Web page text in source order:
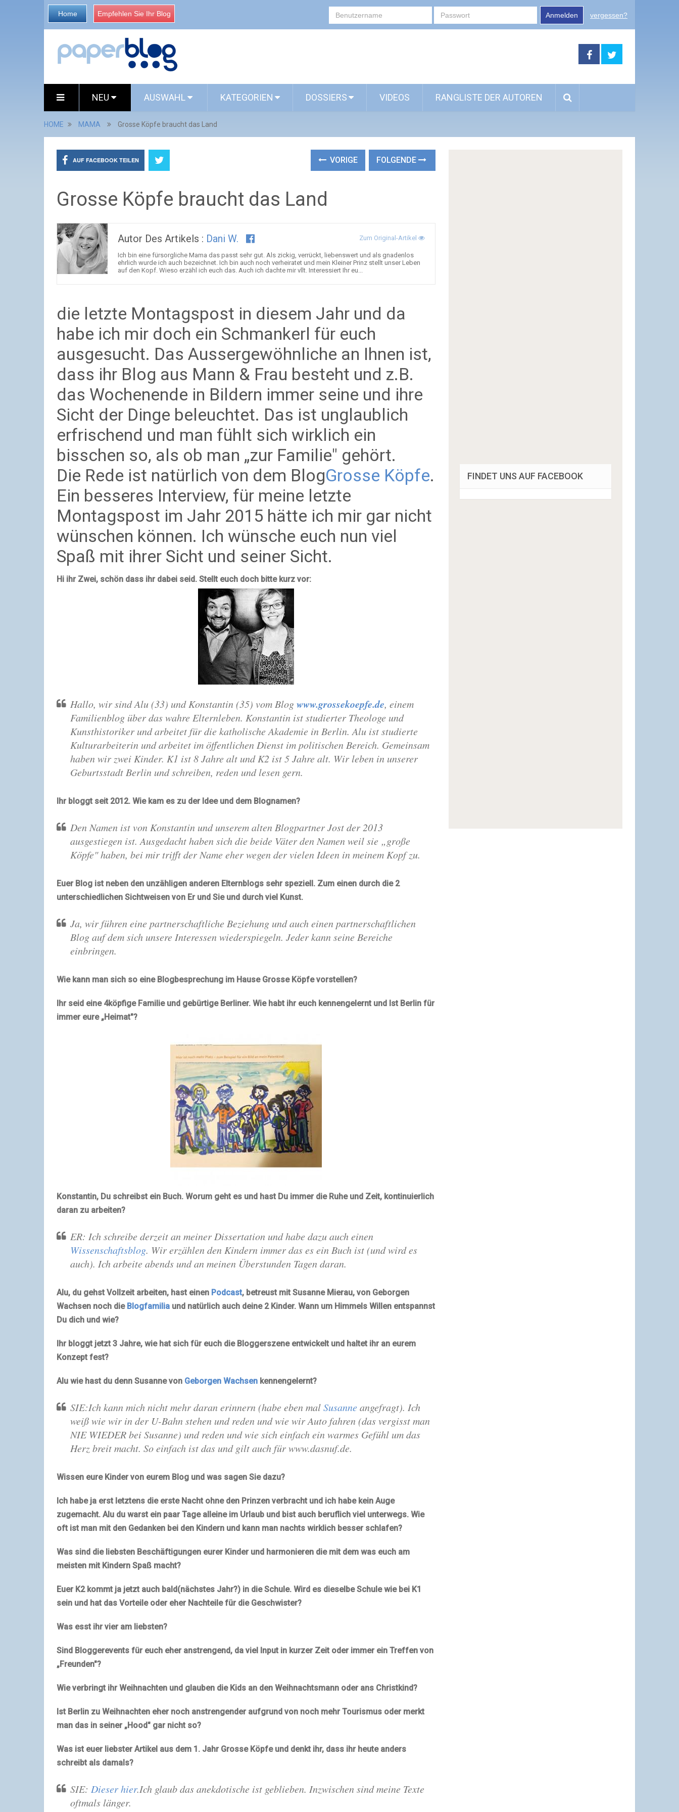
Home Empfehlen Sie Ihr Blog Anmelden vergessen?
NEU AUSWAHL KATEGORIEN DOSSIERS VIDEOS RANGLISTE DER AUTOREN
HOME MAMA Grosse Köpfe braucht das Land
AUF FACEBOOK TEILEN VORIGE FOLGENDE
Grosse Köpfe braucht das Land
Autor Des Artikels : Dani W. Zum Original-Artikel
Ich bin eine fürsorgliche Mama das passt sehr gut. Als zickig, verrückt, liebenswert und als gnadenlos
ehrlich wurde ich auch bezeichnet. Ich bin auch noch verheiratet und mein Kleiner Prinz stellt unser Leben
auf den Kopf. Wieso erzähl ich euch das. Auch ich dachte mir vllt. Interessiert Ihr eu...
die letzte Montagspost in diesem Jahr und da
habe ich mir doch ein Schmankerl für euch
ausgesucht. Das Aussergewöhnliche an Ihnen ist,
dass ihr Blog aus Mann & Frau besteht und z.B.
das Wochenende in Bildern immer seine und ihre
Sicht der Dinge beleuchtet. Das ist unglaublich
erfrischend und man fühlt sich wirklich ein
bisschen so, als ob man „zur Familie" gehört.
Die Rede ist natürlich von dem BlogGrosse Köpfe.
Ein besseres Interview, für meine letzte
Montagspost im Jahr 2015 hätte ich mir gar nicht
wünschen können. Ich wünsche euch nun viel
Spaß mit ihrer Sicht und seiner Sicht.
Hi ihr Zwei, schön dass ihr dabei seid. Stellt euch doch bitte kurz vor:
Hallo, wir sind Alu (33) und Konstantin (35) vom Blogwww.grossekoepfe.de, einem
Familienblog über das wahre Elternleben. Konstantin ist studierter Theologe und
Kunsthistoriker und arbeitet für die katholische Akademie in Berlin. Alu ist studierte
Kulturarbeiterin und arbeitet im öffentlichen Dienst im politischen Bereich. Gemeinsam
haben wir zwei Kinder. K1 ist 8 Jahre alt und K2 ist 5 Jahre alt. Wir leben in unserer
Geburtsstadt Berlin und schreiben, reden und lesen gern.
Ihr bloggt seit 2012. Wie kam es zu der Idee und dem Blognamen?
Den Namen ist von Konstantin und unserem alten Blogpartner Jost der 2013
ausgestiegen ist. Ausgedacht haben sich die beide Väter den Namen weil sie „große
Köpfe" haben, bei mir trifft der Name eher wegen der vielen Ideen in meinem Kopf zu.
Euer Blog ist neben den unzähligen anderen Elternblogs sehr speziell. Zum einen durch die 2
unterschiedlichen Sichtweisen von Er und Sie und durch viel Kunst.
Ja, wir führen eine partnerschaftliche Beziehung und auch einen partnerschaftlichen
Blog auf dem sich unsere Interessen wiederspiegeln. Jeder kann seine Bereiche
einbringen.
Wie kann man sich so eine Blogbesprechung im Hause Grosse Köpfe vorstellen?
Ihr seid eine 4köpfige Familie und gebürtige Berliner. Wie habt ihr euch kennengelernt und Ist Berlin für
immer eure „Heimat"?
Konstantin, Du schreibst ein Buch. Worum geht es und hast Du immer die Ruhe und Zeit, kontinuierlich
daran zu arbeiten?
ER: Ich schreibe derzeit an meiner Dissertation und habe dazu auch einen
Wissenschaftsblog. Wir erzählen den Kindern immer das es ein Buch ist (und wird es
auch). Ich arbeite abends und an meinen Überstunden Tagen daran.
Alu, du gehst Vollzeit arbeiten, hast einen Podcast, betreust mit Susanne Mierau, von Geborgen
Wachsen noch die Blogfamilia und natürlich auch deine 2 Kinder. Wann um Himmels Willen entspannst
Du dich und wie?
Ihr bloggt jetzt 3 Jahre, wie hat sich für euch die Bloggerszene entwickelt und haltet ihr an eurem
Konzept fest?
Alu wie hast du denn Susanne von Geborgen Wachsen kennengelernt?
SIE:Ich kann mich nicht mehr daran erinnern (habe eben malSusanneangefragt). Ich
weiß wie wir in der U-Bahn stehen und reden und wie wir Auto fahren (das vergisst man
NIE WIEDER bei Susanne) und reden und wie sich einfach ein warmes Gefühl um das
Herz breit macht. So einfach ist das und gilt auch für www.dasnuf.de.
Wissen eure Kinder von eurem Blog und was sagen Sie dazu?
Ich habe ja erst letztens die erste Nacht ohne den Prinzen verbracht und ich habe kein Auge
zugemacht. Alu du warst ein paar Tage alleine im Urlaub und bist auch beruflich viel unterwegs. Wie
oft ist man mit den Gedanken bei den Kindern und kann man nachts wirklich besser schlafen?
Was sind die liebsten Beschäftigungen eurer Kinder und harmonieren die mit dem was euch am
meisten mit Kindern Spaß macht?
Euer K2 kommt ja jetzt auch bald(nächstes Jahr?) in die Schule. Wird es dieselbe Schule wie bei K1
sein und hat das Vorteile oder eher Nachteile für die Geschwister?
Was esst ihr vier am liebsten?
Sind Bloggerevents für euch eher anstrengend, da viel Input in kurzer Zeit oder immer ein Treffen von
„Freunden"?
Wie verbringt ihr Weihnachten und glauben die Kids an den Weihnachtsmann oder ans Christkind?
Ist Berlin zu Weihnachten eher noch anstrengender aufgrund von noch mehr Tourismus oder merkt
man das in seiner „Hood" gar nicht so?
Was ist euer liebster Artikel aus dem 1. Jahr Grosse Köpfe und denkt ihr, dass ihr heute anders
schreibt als damals?
SIE: Dieser hier.Ich glaub das anekdotische ist geblieben. Inzwischen sind meine Texte
oftmals länger.
FINDET UNS AUF FACEBOOK